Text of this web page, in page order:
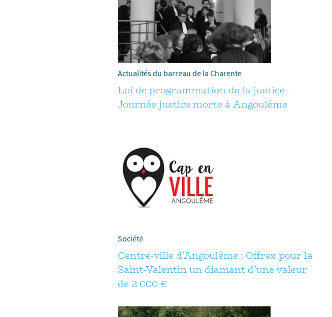
Actualités du barreau de la Charente
Loi de programmation de la justice –
Journée justice morte à Angoulême
Société
Centre-ville d’Angoulême : Offrez pour la
Saint-Valentin un diamant d’une valeur
de 2 000 €